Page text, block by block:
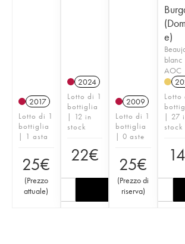
2017
Lotto di 1
bottiglia
| 1 asta
25€
(Prezzo
attuale)
2024
Lotto di 1
bottiglia
| 12 in
stock
22€
2009
Lotto di 1
bottiglia
| 0 aste
25€
(Prezzo di
riserva)
e)
blanc
AOC
Lotto
| 27
stock